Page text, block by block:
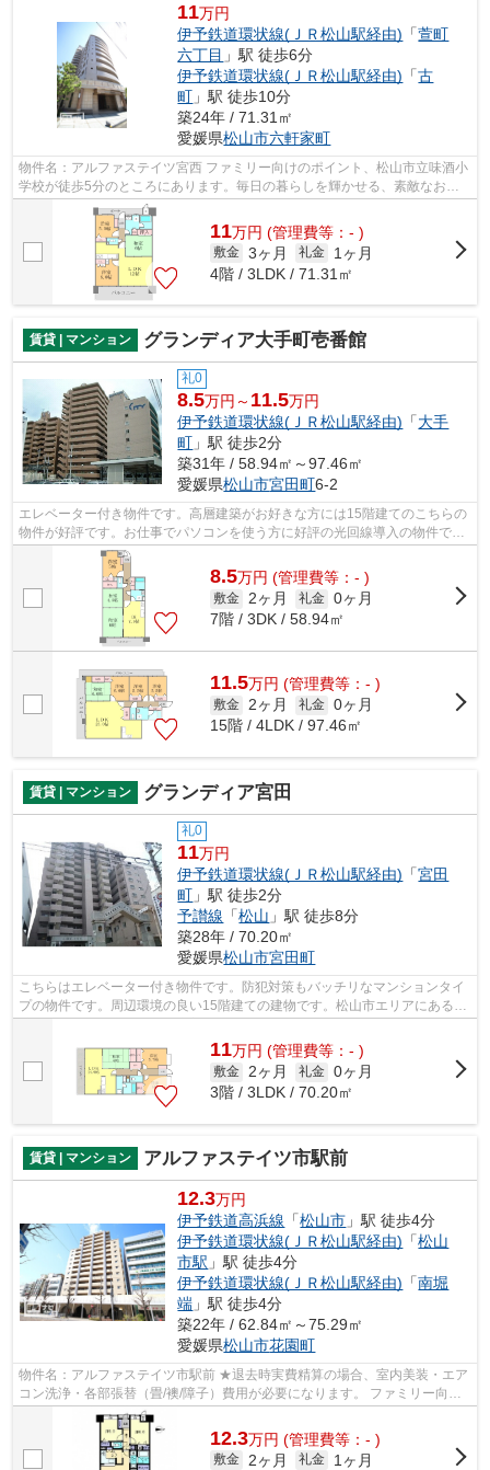
11万円
伊予鉄道環状線(ＪＲ松山駅経由) 「萱町
六丁目 」駅 徒歩6分
伊予鉄道環状線(ＪＲ松山駅経由) 「古
町 」駅 徒歩10分
築24年 / 71.31㎡
愛媛県松山市六軒家町
物件名：アルファステイツ宮西 ファミリー向けのポイント、松山市立味酒小
学校が徒歩5分のところにあります。毎日の暮らしを輝かせる、素敵なお部
屋を探しませんか。松山市エリアや伊...
11万円 (管理費等：- )
敷金 3ヶ月 礼金
1ヶ月
4階 / 3LDK / 71.31㎡
賃貸 | マンション グランディア大手町壱番館
礼0
8.5万円～ 11.5万円
伊予鉄道環状線(ＪＲ松山駅経由) 「大手
町 」駅 徒歩2分
築31年 / 58.94㎡～97.46㎡
愛媛県松山市宮田町6-2
エレベーター付き物件です。高層建築がお好きな方には15階建てのこちらの
物件が好評です。お仕事でパソコンを使う方に好評の光回線導入の物件で
す。当社スタッフが地域の賃貸情報をご...
8.5万円 (管理費等：- )
敷金 2ヶ月 礼金 0ヶ月
7階 / 3DK / 58.94㎡
11.5万円 (管理費等：- )
敷金 2ヶ月 礼金 0ヶ月
15階 / 4LDK / 97.46㎡
賃貸 | マンション グランディア宮田
礼0
11万円
伊予鉄道環状線(ＪＲ松山駅経由) 「宮田
町 」駅 徒歩2分
予讃線 「松山 」駅 徒歩8分
築28年 / 70.20㎡
愛媛県松山市宮田町
こちらはエレベーター付き物件です。防犯対策もバッチリなマンションタイ
プの物件です。周辺環境の良い15階建ての建物です。松山市エリアにある賃
貸情報のことなら、地域に密着した当...
11万円 (管理費等：- )
敷金 2ヶ月 礼金 0ヶ月
3階 / 3LDK / 70.20㎡
賃貸 | マンション アルファステイツ市駅前
12.3万円
伊予鉄道高浜線 「松山市 」駅 徒歩4分
伊予鉄道環状線(ＪＲ松山駅経由) 「松山
市駅 」駅 徒歩4分
伊予鉄道環状線(ＪＲ松山駅経由) 「南堀
端 」駅 徒歩4分
築22年 / 62.84㎡～75.29㎡
愛媛県松山市花園町
物件名：アルファステイツ市駅前 ★退去時実費精算の場合、室内美装・エア
コン洗浄・各部張替（畳/襖/障子）費用が必要になります。 ファミリー向け
のポイント、番町小学校(子規旅たち...
12.3万円 (管理費等：- )
敷金 2ヶ月 礼金
1ヶ月